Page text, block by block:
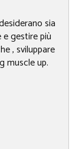
sia
gestire più
, sviluppare
muscle up.